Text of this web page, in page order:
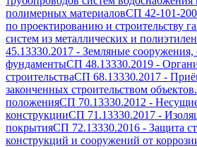
полимерных материаловСП 42-101-
по проектированию и строительству
систем из металлических и
45.13330.2017 - Земляные сооружения,
фундаментыСП 48.13330.2019 -
строительстваСП 68.13330.2017 -
законченных строительством
положенияСП 70.13330.2012 -
конструкцииСП 71.13330.2017 -
покрытияСП 72.13330.2016 - Защита
конструкций и сооружений от